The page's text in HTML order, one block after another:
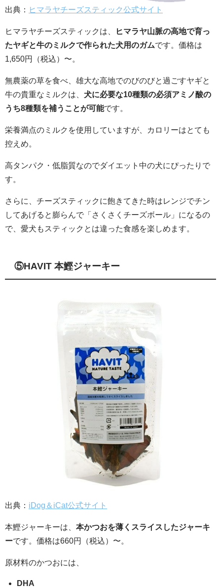
出典： ヒマラヤチーズスティック公式サイト
ヒマラヤチーズスティックは、
ヒマラヤ山脈の高地で育っ
たヤギと牛のミルクで作られた犬用のガムです。価格は
1,650円（税込）〜。
無農薬の草を食べ、雄大な高地でのびのびと過ごすヤギと
牛の貴重なミルクは、 犬に必要な10種類の必須アミノ酸の
うち8種類を補うことが可能です。
栄養満点のミルクを使用していますが、カロリーはとても
控えめ。
高タンパク・低脂質なのでダイエット中の犬にぴったりで
す。
さらに、チーズスティックに飽きてきた時はレンジでチン
してあげると膨らんで「さくさくチーズボール」になるの
で、愛犬もスティックとは違った食感を楽しめます。
⑤HAVIT 本鰹ジャーキー
出典： iDog＆iCat公式サイト
本鰹ジャーキーは、 本かつおを薄くスライスしたジャーキ
ーです。価格は660円（税込）〜。
原材料のかつおには、
DHA